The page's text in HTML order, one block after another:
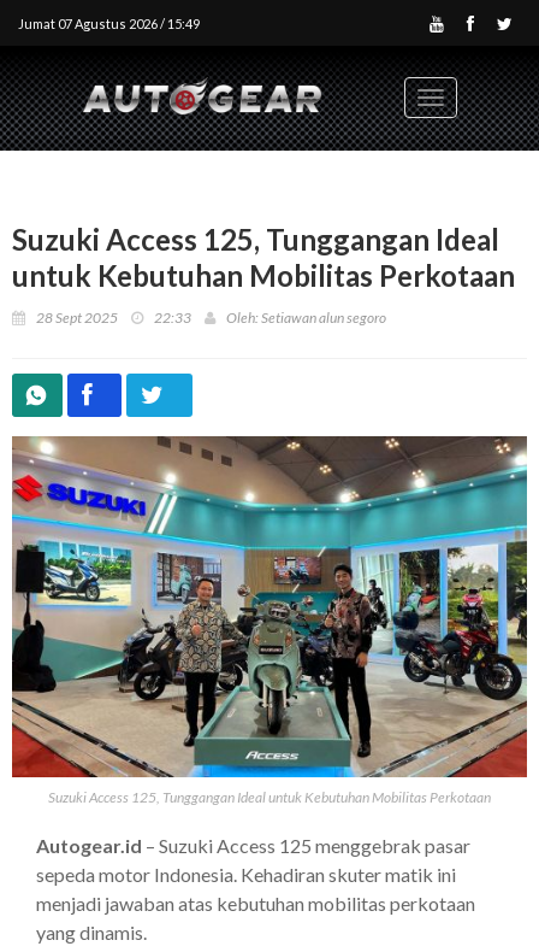
Jumat 07 Agustus 2026 / 15:49
Toggle
navigation
Suzuki Access 125, Tunggangan Ideal
untuk Kebutuhan Mobilitas Perkotaan
28 Sept 2025 22:33 Oleh: Setiawan alun segoro
Suzuki Access 125, Tunggangan Ideal untuk Kebutuhan Mobilitas Perkotaan
Autogear.id – Suzuki Access 125 menggebrak pasar
sepeda motor Indonesia. Kehadiran skuter matik ini
menjadi jawaban atas kebutuhan mobilitas perkotaan
yang dinamis.